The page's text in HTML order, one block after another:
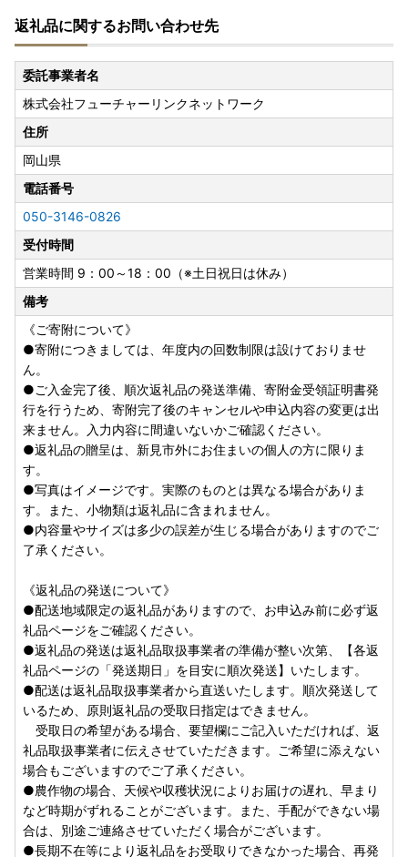
返礼品に関するお問い合わせ先
委託事業者名
株式会社フューチャーリンクネットワーク
住所
岡山県
電話番号
050-3146-0826
受付時間
営業時間 9：00～18：00（※土日祝日は休み）
備考
《ご寄附について》
●寄附につきましては、年度内の回数制限は設けておりませ
ん。
●ご入金完了後、順次返礼品の発送準備、寄附金受領証明書発
行を行うため、寄附完了後のキャンセルや申込内容の変更は出
来ません。入力内容に間違いないかご確認ください。
●返礼品の贈呈は、新見市外にお住まいの個人の方に限りま
す。
●写真はイメージです。実際のものとは異なる場合がありま
す。また、小物類は返礼品に含まれません。
●内容量やサイズは多少の誤差が生じる場合がありますのでご
了承ください。
《返礼品の発送について》
●配送地域限定の返礼品がありますので、お申込み前に必ず返
礼品ページをご確認ください。
●返礼品の発送は返礼品取扱事業者の準備が整い次第、【各返
礼品ページの「発送期日」を目安に順次発送】いたします。
●配送は返礼品取扱事業者から直送いたします。順次発送して
いるため、原則返礼品の受取日指定はできません。
受取日の希望がある場合、要望欄にご記入いただければ、返
礼品取扱事業者に伝えさせていただきます。ご希望に添えない
場合もございますのでご了承ください。
●農作物の場合、天候や収穫状況によりお届けの遅れ、早まり
など時期がずれることがございます。また、手配ができない場
合は、別途ご連絡させていただく場合がございます。
●長期不在等により返礼品をお受取りできなかった場合、再発